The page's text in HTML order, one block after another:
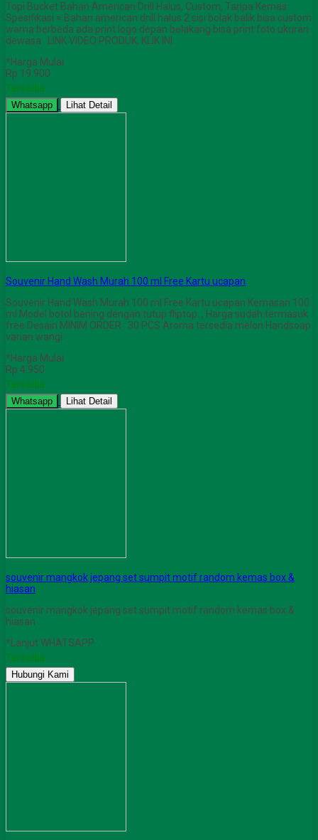
Topi Bucket Bahan American Drill Halus, Custom, Tanpa Kemas
Spesifikasi = Bahan american drill halus 2 sisi bolak balik bisa custom
warna berbeda ada print logo depan belakang bisa print foto ukuran
dewasa LINK VIDEO PRODUK, KLIK INI
*Harga Mulai
Rp 19.900
Tersedia
Whatsapp Lihat Detail
Souvenir Hand Wash Murah 100 ml Free Kartu ucapan
Souvenir Hand Wash Murah 100 ml Free Kartu ucapan Kemasan 100
ml Model botol bening dengan tutup fliptop.., Harga sudah termasuk
free Desain MINIM ORDER : 30 PCS Aroma tersedia melon Handsoap
varian wangi
*Harga Mulai
Rp 4.950
Tersedia
Whatsapp Lihat Detail
souvenir mangkok jepang set sumpit motif random kemas box &
hiasan
souvenir mangkok jepang set sumpit motif random kemas box &
hiasan
*Lanjut WHATSAPP
Tersedia
Hubungi Kami